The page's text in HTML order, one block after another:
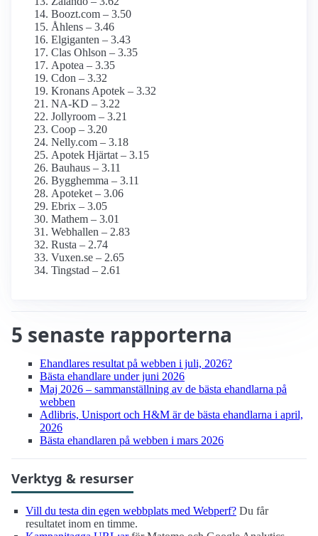
Boozt.com – 3.50
Åhlens – 3.46
Elgiganten – 3.43
Clas Ohlson – 3.35
Apotea – 3.35
Cdon – 3.32
Kronans Apotek – 3.32
NA-KD – 3.22
Jollyroom – 3.21
Coop – 3.20
Nelly.com – 3.18
Apotek Hjärtat – 3.15
Bauhaus – 3.11
Bygghemma – 3.11
Apoteket – 3.06
Ebrix – 3.05
Mathem – 3.01
Webhallen – 2.83
Rusta – 2.74
Vuxen.se – 2.65
Tingstad – 2.61
5 senaste rapporterna
Ehandlares resultat på webben i juli, 2026?
Bästa ehandlare under juni 2026
Maj 2026 – sammanställning av de bästa ehandlarna på
webben
Adlibris, Unisport och H&M är de bästa ehandlarna i april,
2026
Bästa ehandlaren på webben i mars 2026
Verktyg & resurser
Vill du testa din egen webbplats med Webperf? Du får
resultatet inom en timme.